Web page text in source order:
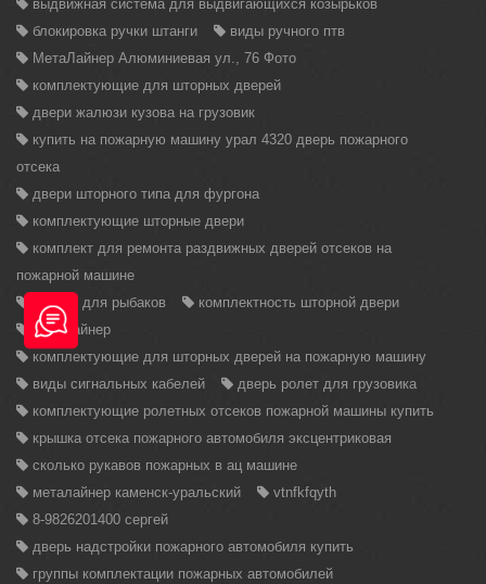
блокировка ручки штанги
виды ручного птв
МетаЛайнер Алюминиевая ул., 76 Фото
комплектующие для шторных дверей
двери жалюзи кузова на грузовик
купить на пожарную машину урал 4320 дверь пожарного
отсека
двери шторного типа для фургона
комплектующие шторные двери
комплект для ремонта раздвижных дверей отсеков на
пожарной машине
прицеп для рыбаков
комплектность шторной двери
металайнер
комплектующие для шторных дверей на пожарную машину
виды сигнальных кабелей
дверь ролет для грузовика
комплектующие ролетных отсеков пожарной машины купить
крышка отсека пожарного автомобиля эксцентриковая
сколько рукавов пожарных в ац машине
металайнер каменск-уральский
vtnfkfqyth
8-9826201400 сергей
дверь надстройки пожарного автомобиля купить
группы комплектации пожарных автомобилей